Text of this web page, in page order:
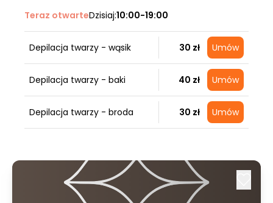
Teraz otwarteDzisiaj:10:00-19:00
Depilacja twarzy - wąsik 30 zł Umów
Depilacja twarzy - baki 40 zł Umów
Depilacja twarzy - broda 30 zł Umów